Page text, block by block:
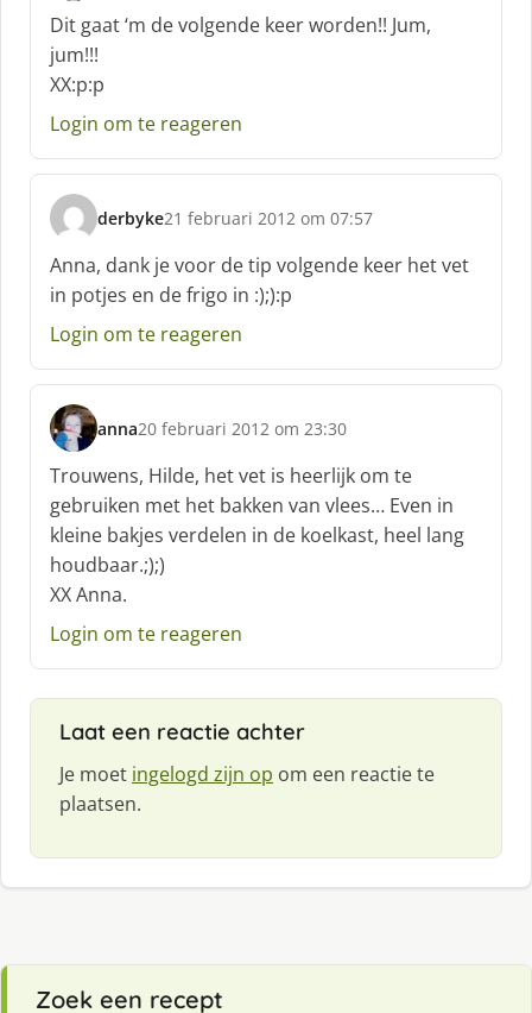
c
h
r
e
e
:
Dit gaat ‘m de volgende keer worden!! Jum,
jum!!!
XX:p:p
Login om te reageren
derbyke
s
c
h
r
e
f
21 februari 2012 om 07:57
Anna, dank je voor de tip volgende keer het vet
in potjes en de frigo in :);):p
Login om te reageren
anna
s
c
h
r
e
e
f
20 februari 2012 om 23:30
Trouwens, Hilde, het vet is heerlijk om te
gebruiken met het bakken van vlees… Even in
kleine bakjes verdelen in de koelkast, heel lang
houdbaar.;);)
XX Anna.
Login om te reageren
Laat een reactie achter
Je moet ingelogd zijn op om een reactie te
plaatsen.
Zoek een recept